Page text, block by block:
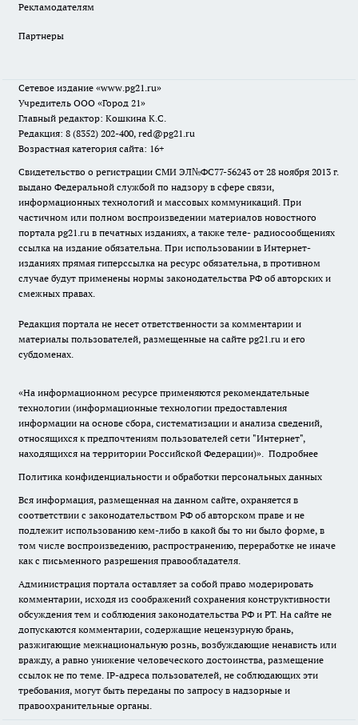
Рекламодателям
Партнеры
Сетевое издание «www.pg21.ru»
Учредитель ООО «Город 21»
Главный редактор: Кошкина К.С.
Редакция: 8 (8352) 202-400, red@pg21.ru
Возрастная категория сайта: 16+
Свидетельство о регистрации СМИ ЭЛ№ФС77-56243 от 28 ноября 2013 г.
выдано Федеральной службой по надзору в сфере связи,
информационных технологий и массовых коммуникаций. При
частичном или полном воспроизведении материалов новостного
портала pg21.ru в печатных изданиях, а также теле- радиосообщениях
ссылка на издание обязательна. При использовании в Интернет-
изданиях прямая гиперссылка на ресурс обязательна, в противном
случае будут применены нормы законодательства РФ об авторских и
смежных правах.
Редакция портала не несет ответственности за комментарии и
материалы пользователей, размещенные на сайте pg21.ru и его
субдоменах.
«На информационном ресурсе применяются рекомендательные
технологии (информационные технологии предоставления
информации на основе сбора, систематизации и анализа сведений,
относящихся к предпочтениям пользователей сети "Интернет",
находящихся на территории Российской Федерации)». Подробнее
Политика конфиденциальности и обработки персональных данных
Вся информация, размещенная на данном сайте, охраняется в
соответствии с законодательством РФ об авторском праве и не
подлежит использованию кем-либо в какой бы то ни было форме, в
том числе воспроизведению, распространению, переработке не иначе
как с письменного разрешения правообладателя.
Администрация портала оставляет за собой право модерировать
комментарии, исходя из соображений сохранения конструктивности
обсуждения тем и соблюдения законодательства РФ и РТ. На сайте не
допускаются комментарии, содержащие нецензурную брань,
разжигающие межнациональную рознь, возбуждающие ненависть или
вражду, а равно унижение человеческого достоинства, размещение
ссылок не по теме. IP-адреса пользователей, не соблюдающих эти
требования, могут быть переданы по запросу в надзорные и
правоохранительные органы.